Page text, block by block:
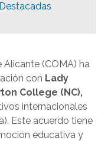
Destacadas
(COMA) ha
con Lady
College (NC),
internacionales
Este acuerdo tiene
educativa y